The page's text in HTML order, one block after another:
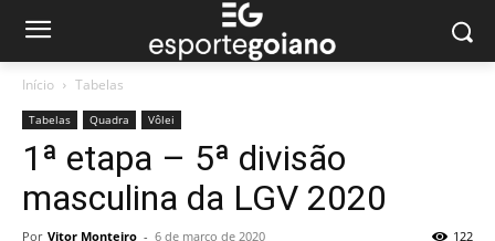
Início Tabelas
Tabelas Quadra Vôlei
1ª etapa – 5ª divisão
masculina da LGV 2020
Por Vitor Monteiro - 6 de março de 2020 122